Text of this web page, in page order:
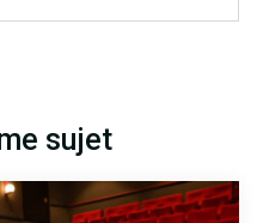
sujet